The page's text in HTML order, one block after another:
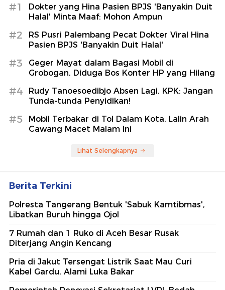
#1
Dokter yang Hina Pasien BPJS 'Banyakin Duit
Halal' Minta Maaf: Mohon Ampun
#2
RS Pusri Palembang Pecat Dokter Viral Hina
Pasien BPJS 'Banyakin Duit Halal'
#3
Geger Mayat dalam Bagasi Mobil di
Grobogan, Diduga Bos Konter HP yang Hilang
#4
Rudy Tanoesoedibjo Absen Lagi, KPK: Jangan
Tunda-tunda Penyidikan!
#5
Mobil Terbakar di Tol Dalam Kota, Lalin Arah
Cawang Macet Malam Ini
Lihat Selengkapnya
Berita Terkini
Polresta Tangerang Bentuk 'Sabuk Kamtibmas',
Libatkan Buruh hingga Ojol
7 Rumah dan 1 Ruko di Aceh Besar Rusak
Diterjang Angin Kencang
Pria di Jakut Tersengat Listrik Saat Mau Curi
Kabel Gardu, Alami Luka Bakar